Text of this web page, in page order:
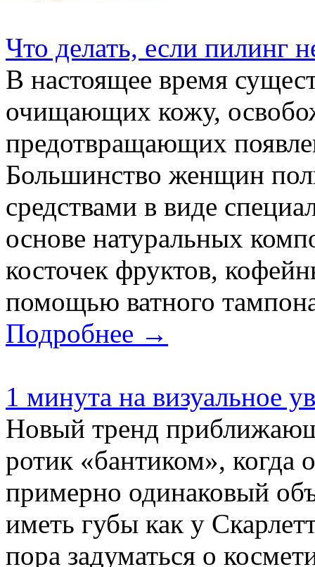
Что делать, если пилинг
В настоящее время
очищающих кожу,
предотвращающих
Большинство женщин
средствами в виде
основе натуральных
косточек фруктов,
помощью ватного
Подробнее →
1 минута на визуальное
Новый тренд
ротик «бантиком»,
примерно одинаковый
иметь губы как у
пора задуматься о